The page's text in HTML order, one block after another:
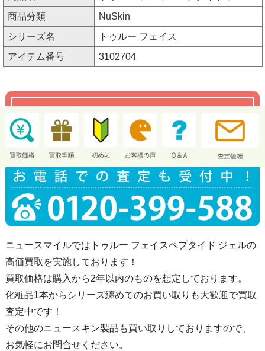
商品分類
NuSkin
シリーズ名
トゥルー フェイス
アイテム番号
3102704
ニュースマイルではトゥルー フェイスペプタイド ジェルの
高価買取を実施しております！
買取価格は購入から2年以内のものを想定しております。
化粧品1本からシリーズ纏めてのお買い取りも大歓迎で買取
査定中です！
その他のニュースキン製品も買い取りしておりますので、
お気軽にお問合せください。